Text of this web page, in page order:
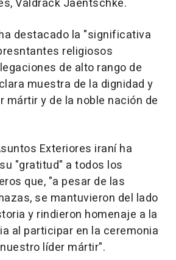
Valdrack Jaentschke.
destacado la "significativa
religiosos
de alto rango de
muestra de la dignidad y
mártir y de la noble nación de
Exteriores iraní ha
"gratitud" a todos los
que, "a pesar de las
se mantuvieron del lado
y rindieron homenaje a la
al participar en la ceremonia
líder mártir".